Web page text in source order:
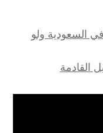
السعودية ولو
القادمة